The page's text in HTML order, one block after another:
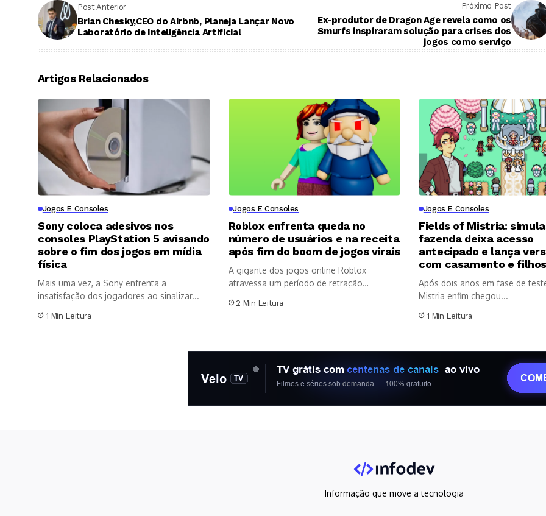
Post Anterior
Brian Chesky,CEO do Airbnb, Planeja Lançar Novo
Laboratório de Inteligência Artificial
Próximo Post
Ex-produtor de Dragon Age revela como os
Smurfs inspiraram solução para crises dos
jogos como serviço
Artigos Relacionados
Jogos E Consoles
Sony coloca adesivos nos
consoles PlayStation 5 avisando
sobre o fim dos jogos em mídia
física
Mais uma vez, a Sony enfrenta a
insatisfação dos jogadores ao sinalizar...
1 Min Leitura
Jogos E Consoles
Roblox enfrenta queda no
número de usuários e na receita
após fim do boom de jogos virais
A gigante dos jogos online Roblox
atravessa um período de retração
2 Min Leitura
Jogos E Consoles
Fields of Mistria:
fazenda deixa acesso
antecipado e lança
com casamento e
Após dois anos em fase de
Mistria enfim chegou...
1 Min Leitura
Informação que move a tecnologia